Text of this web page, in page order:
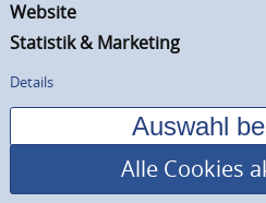
Website
Statistik & Marketing
Details
Alle Cookies